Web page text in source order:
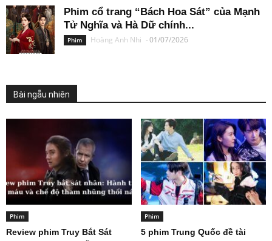
Phim cổ trang “Bách Hoa Sát” của Mạnh
Tử Nghĩa và Hà Dữ chính...
Phim Hoàng Anh Nhi -01/07/2026
Bài ngẫu nhiên
Phim
Review phim Truy Bắt Sát
Phim
5 phim Trung Quốc đề tài